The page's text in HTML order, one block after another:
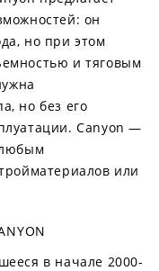
он
но при этом
и тяговым
но без его
Canyon —
или
в начале 2000-